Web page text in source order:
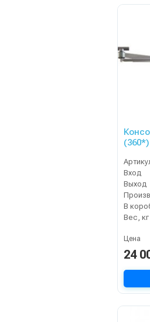
Вход
Выход
В
Вес, кг
Цена
24